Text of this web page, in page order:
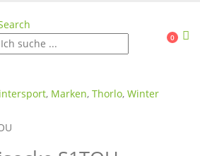
0
, Marken, Thorlo, Winter